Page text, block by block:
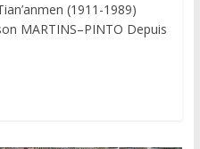
(1911-1989)
MARTINS–PINTO Depuis